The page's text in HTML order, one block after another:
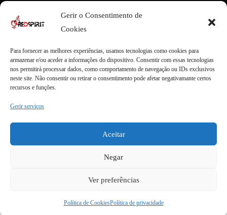
Gerir o Consentimento de
Cookies
Para fornecer as melhores experiências, usamos tecnologias como cookies para
armazenar e/ou aceder a informações do dispositivo. Consentir com essas tecnologias
nos permitirá processar dados, como comportamento de navegação ou IDs exclusivos
neste site. Não consentir ou retirar o consentimento pode afetar negativamante certos
recursos e funções.
Gerir serviços
Aceitar
Negar
Ver preferências
Política de CookiesPolítica de privacidade
Termos e Condições
Cookies
Livro de Reclamações
Garantias
Entregas Express
Garantia de 2 anos
100% Satisfação
COPYRIGHT © 2026 REDSPIRIT | DESIGN BY